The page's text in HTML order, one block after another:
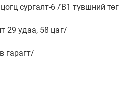
сургалт-6 /B1 түвшний
29 удаа, 58 цаг/
гарагт/